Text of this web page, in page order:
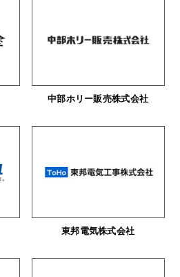
中部ホリー販売株式会社
東邦電気株式会社